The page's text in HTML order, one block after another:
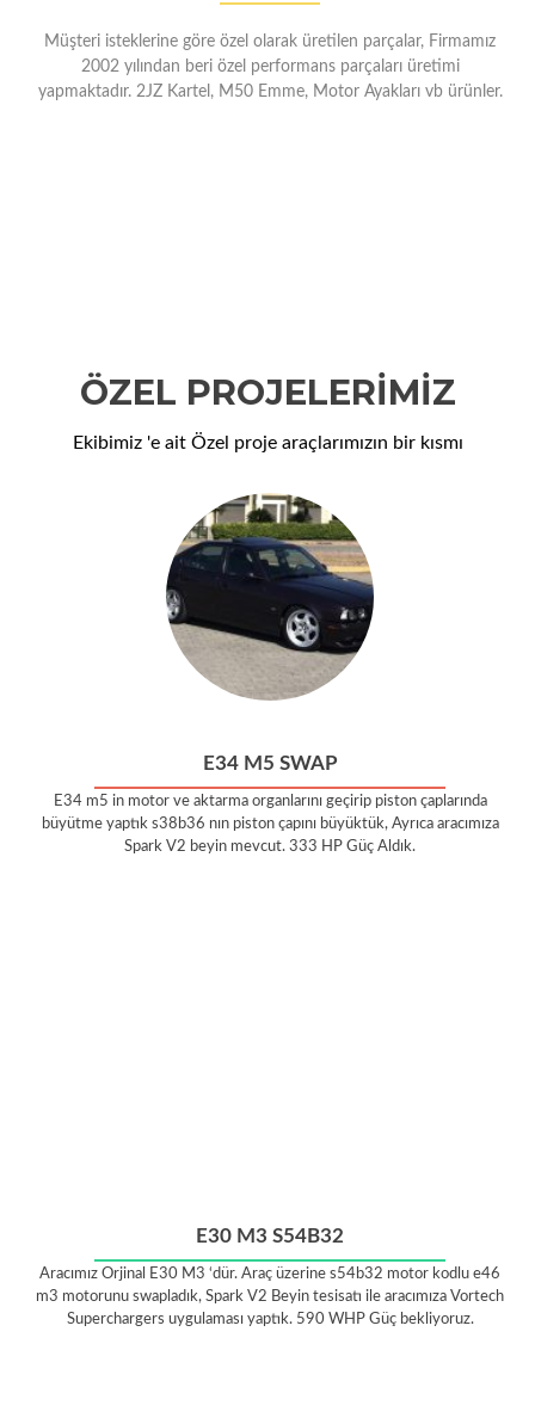
Müşteri isteklerine göre özel olarak üretilen parçalar, Firmamız
2002 yılından beri özel performans parçaları üretimi
yapmaktadır. 2JZ Kartel, M50 Emme, Motor Ayakları vb ürünler.
ÖZEL PROJELERIMIZ
Ekibimiz 'e ait Özel proje araçlarımızın bir kısmı
E34 M5 SWAP
E34 m5 in motor ve aktarma organlarını geçirip piston çaplarında
büyütme yaptık s38b36 nın piston çapını büyüktük, Ayrıca aracımıza
Spark V2 beyin mevcut. 333 HP Güç Aldık.
E30 M3 S54B32
Aracımız Orjinal E30 M3 ‘dür. Araç üzerine s54b32 motor kodlu e46
m3 motorunu swapladık, Spark V2 Beyin tesisatı ile aracımıza Vortech
Superchargers uygulaması yaptık. 590 WHP Güç bekliyoruz.